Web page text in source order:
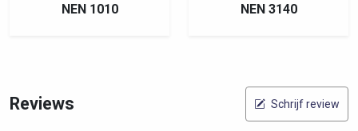
NEN 1010 NEN 3140
Reviews Schrijf review